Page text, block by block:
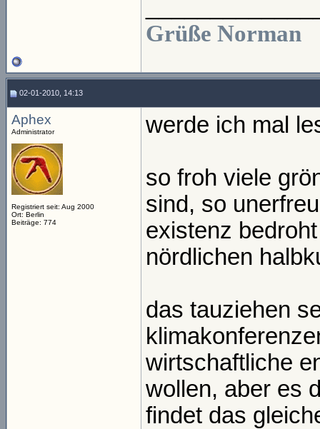
Grüße Norman
02-01-2010, 14:13
Aphex
Administrator
Registriert seit: Aug 2000
Ort: Berlin
Beiträge: 774
werde ich mal
so froh viele
sind, so
existenz
nördlichen
das tauziehen
wirtschaftliche
wollen, aber es
findet das